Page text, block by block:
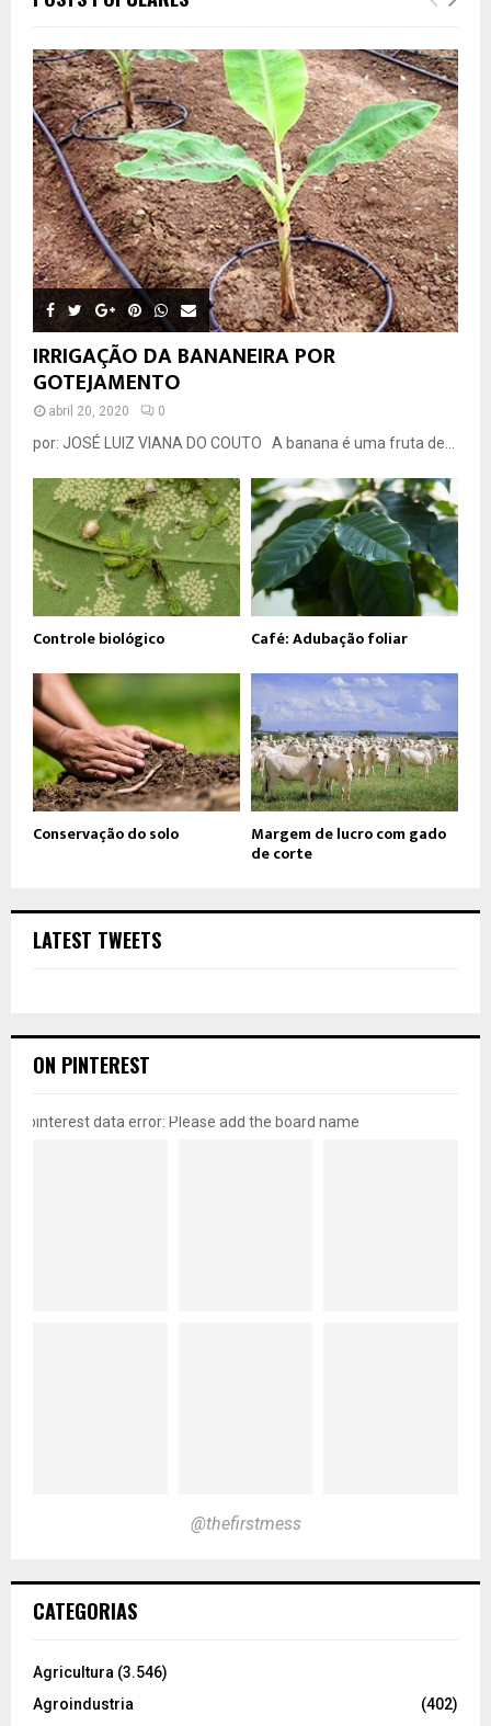
IRRIGAÇÃO DA BANANEIRA POR
GOTEJAMENTO
abril 20, 2020 0
por: JOSÉ LUIZ VIANA DO COUTO A banana é uma fruta de...
Controle biológico Café: Adubação foliar
Conservação do solo Margem de lucro com gado
de corte
LATEST TWEETS
ON PINTEREST
pinterest data error: Please add the board name
@thefirstmess
CATEGORIAS
Agricultura (3.546)
Agroindustria
(402)